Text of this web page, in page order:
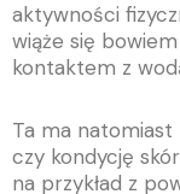
aktywności
wiąże się
kontaktem z
Ta ma natomiast
czy kondycję
na przykład z